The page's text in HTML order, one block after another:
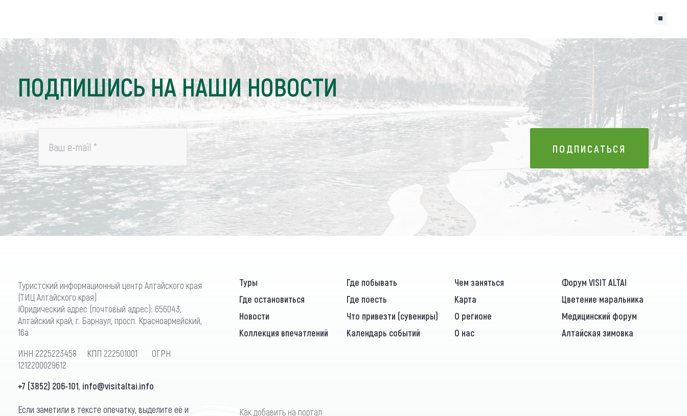
ПОДПИШИСЬ НА НАШИ НОВОСТИ
Ваш e-mail * ПОДПИСАТЬСЯ
ПОДПИСАТЬСЯ
Туристский информационный центр Алтайского края
(ТИЦ Алтайского края)
Юридический адрес (почтовый адрес): 656043,
Алтайский край, г. Барнаул, просп. Красноармейский,
16а
ИНН 2225223458 КПП 222501001 ОГРН
1212200029612
+7 (3852) 206-101, info@visitaltai.info
Если заметили в тексте опечатку, выделите её и
Туры Где побывать Чем заняться
Форум VISIT ALTAI
Где остановиться
Где поесть Карта
Цветение маральника
Новости
Что привезти (сувениры) О регионе
Медицинский форум
Коллекция впечатлений
Календарь событий О нас Алтайская зимовка
Как добавить на портал